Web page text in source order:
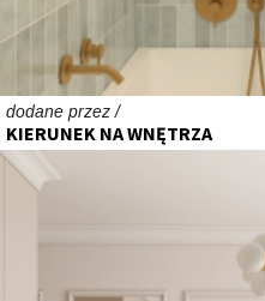
dodane przez /
KIERUNEK NA WNĘTRZA